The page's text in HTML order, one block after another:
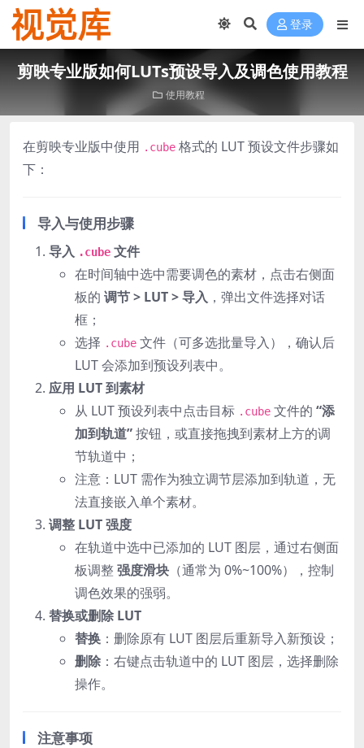
登录
剪映专业版如何LUTs预设导入及调色使用教程
使用教程
在剪映专业版中使用 .cube 格式的 LUT 预设文件步骤如
下：
导入与使用步骤
导入 .cube 文件
在时间轴中选中需要调色的素材，点击右侧面
板的 ‌ 调节 > LUT > 导入 ‌，弹出文件选择对话
框；
选择 .cube 文件（可多选批量导入），确认后
LUT 会添加到预设列表中。
应用 LUT 到素材
从 LUT 预设列表中点击目标 .cube 文件的 ‌ “添
加到轨道”‌ 按钮，或直接拖拽到素材上方的调
节轨道中；
注意：LUT 需作为独立调节层添加到轨道，无
法直接嵌入单个素材。
调整 LUT 强度
在轨道中选中已添加的 LUT 图层，通过右侧面
板调整 ‌强度滑块 ‌（通常为 0%~100%），控制
调色效果的强弱。
替换或删除 LUT
替换 ‌：删除原有 LUT 图层后重新导入新预设；
删除 ‌：右键点击轨道中的 LUT 图层，选择删除
操作。
注意事项